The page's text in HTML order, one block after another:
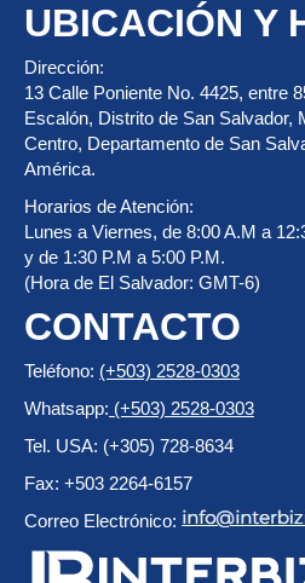
UBICACIÓN Y
Dirección:
13 Calle Poniente No. 4425, entre
Escalón, Distrito de San Salvador,
Centro, Departamento de San
América.
Horarios de Atención:
Lunes a Viernes, de 8:00 A.M a
y de 1:30 P.M a 5:00 P.M.
(Hora de El Salvador: GMT-6)
CONTACTO
Teléfono: (+503) 2528-0303
Whatsapp: (+503) 2528-0303
Tel. USA: (+305) 728-8634
Fax: +503 2264-6157
Correo Electrónico: